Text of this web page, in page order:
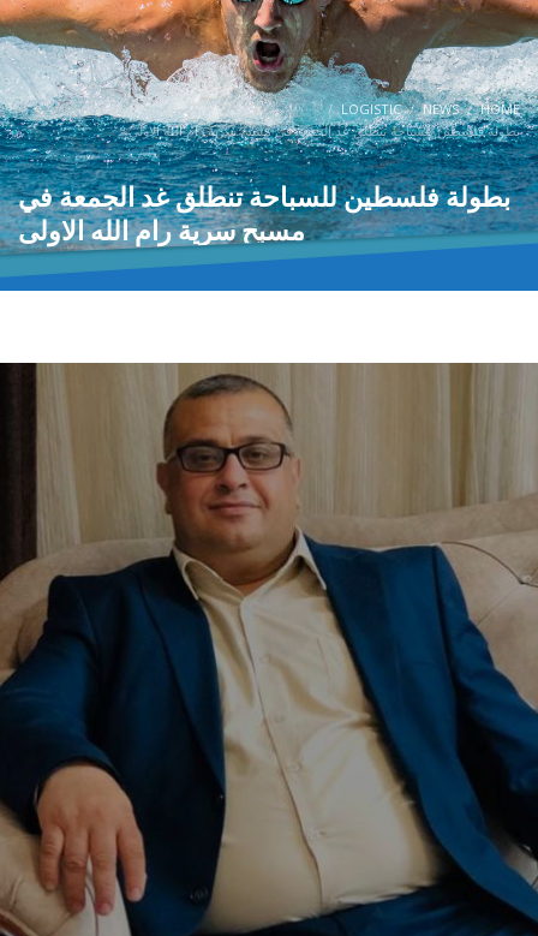
HOME
NEWS
LOGISTIC
بطولة فلسطين للسباحة تنطلق غد الجمعة في مسبح سرية رام الله الاولى
بطولة فلسطين للسباحة تنطلق غد الجمعة في
مسبح سرية رام الله الاولى